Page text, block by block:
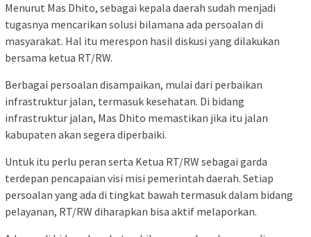
Menurut Mas Dhito, sebagai kepala daerah sudah menjadi
tugasnya mencarikan solusi bilamana ada persoalan di
masyarakat. Hal itu merespon hasil diskusi yang dilakukan
bersama ketua RT/RW.
Berbagai persoalan disampaikan, mulai dari perbaikan
infrastruktur jalan, termasuk kesehatan. Di bidang
infrastruktur jalan, Mas Dhito memastikan jika itu jalan
kabupaten akan segera diperbaiki.
Untuk itu perlu peran serta Ketua RT/RW sebagai garda
terdepan pencapaian visi misi pemerintah daerah. Setiap
persoalan yang ada di tingkat bawah termasuk dalam bidang
pelayanan, RT/RW diharapkan bisa aktif melaporkan.